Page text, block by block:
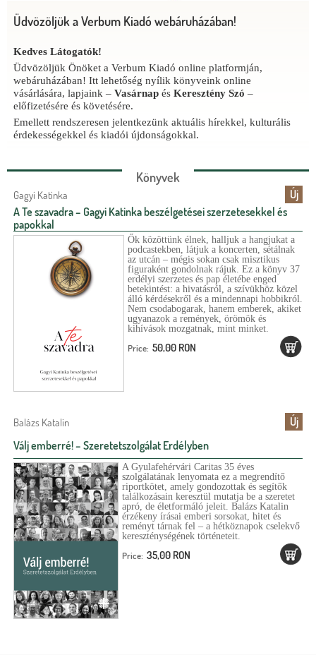
r
Üdvözöljük a Verbum Kiadó webáruházában!
Kedves Látogatók!
Üdvözöljük Önöket a Verbum Kiadó online platformján,
webáruházában! Itt lehetőség nyílik könyveink online
vásárlására, lapjaink – Vasárnapés Keresztény Szó –
előfizetésére és követésére.
Emellett rendszeresen jelentkezünk aktuális hírekkel, kulturális
érdekességekkel és kiadói újdonságokkal.
Kövessen minket Facebookon!
Kedves Látogatók!
Kövessenek minket Facebook-oldalunkon is, ahol rendszeresen
beszámolunk újdonságainkról, megosztunk érdekességeket, napi
tartalmakat, könyvajánlókat és egyéb, kiadónkkal kapcsolatos
híreket. Maradjanak naprakészek, és legyenek részesei
Joyce Rupp-könyvcsomag karácsonyra
A Verbum Kiadó különleges
lelassulni, elmélyülni és újra megtalálni a csendet a rohanó
napokban.
Rendelje megITT.
A csomagban található:
Könyvek
Új
Gagyi Katinka
A Te szavadra – Gagyi Katinka beszélgetései szerzetesekkel és
papokkal
Ők közöttünk élnek, halljuk a hangjukat a
podcastekben, látjuk a koncerten, sétálnak
az utcán – mégis sokan csak misztikus
figuraként gondolnak rájuk. Ez a könyv 37
erdélyi szerzetes és pap életébe enged
betekintést: a hivatásról, a szívükhöz közel
álló kérdésekről és a mindennapi hobbikról.
Nem csodabogarak, hanem emberek, akiket
ugyanazok a remények, örömök és
kihívások mozgatnak, mint minket.
Price: 50,00 RON
Új
Balázs Katalin
Válj emberré! – Szeretetszolgálat Erdélyben
A Gyulafehérvári Caritas 35 éves
szolgálatának lenyomata ez a megrendítő
riportkötet, amely gondozottak és segítők
találkozásain keresztül mutatja be a szeretet
apró, de életformáló jeleit. Balázs Katalin
érzékeny írásai emberi sorsokat, hitet és
reményt tárnak fel – a hétköznapok cselekvő
kereszténységének történeteit.
Price: 35,00 RON